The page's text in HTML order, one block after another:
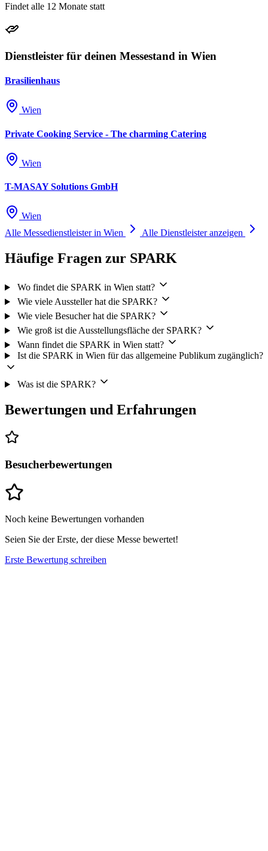
Findet alle 12 Monate statt
Dienstleister für deinen Messestand in Wien
Brasilienhaus
Wien
Private Cooking Service - The charming Catering
Wien
T-MASAY Solutions GmbH
Wien
Alle Messedienstleister in Wien
Alle Dienstleister anzeigen
Häufige Fragen zur SPARK
Wo findet die SPARK in Wien statt?
Wie viele Aussteller hat die SPARK?
Wie viele Besucher hat die SPARK?
Wie groß ist die Ausstellungsfläche der SPARK?
Wann findet die SPARK in Wien statt?
Ist die SPARK in Wien für das allgemeine Publikum zugänglich?
Was ist die SPARK?
Bewertungen und Erfahrungen
Besucherbewertungen
Noch keine Bewertungen vorhanden
Seien Sie der Erste, der diese Messe bewertet!
Erste Bewertung schreiben